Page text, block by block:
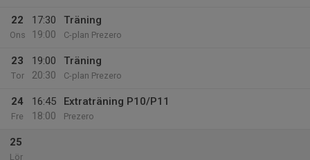
22
Ons
17:30
19:00
Träning
C-plan Prezero
23
Tor
19:00
20:30
Träning
C-plan Prezero
24
Fre
16:45
18:00
Extraträning P10/P11
Prezero
25
Lör